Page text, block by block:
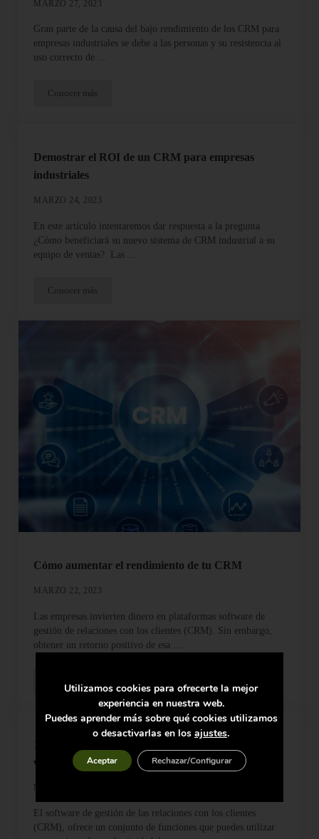
MARZO 27, 2023
Gran parte de la causa del bajo rendimiento de los CRM para
empresas industriales se debe a las personas y su resistencia al
uso correcto de …
Conocer másCómo implementar un CRM para empresas industriales con
Demostrar el ROI de un CRM para empresas
industriales
MARZO 24, 2023
En este artículo intentaremos dar respuesta a la pregunta
¿Cómo beneficiará su nuevo sistema de CRM industrial a su
equipo de ventas? Las …
Conocer másDemostrar el ROI de un CRM para empresas industriales
Cómo aumentar el rendimiento de tu CRM
MARZO 22, 2023
Las empresas invierten dinero en plataformas software de
gestión de relaciones con los clientes (CRM). Sin embargo,
obtener un retorno positivo de esa …
Cómo aumentar el rendimiento de tu CRM
13 formas de mejorar la productividad de los
vendedores con un CRM
MARZO 20, 2023
El software de gestión de las relaciones con los clientes
(CRM), ofrece un conjunto de funciones que puedes utilizar
Utilizamos cookies para ofrecerte la mejor
experiencia en nuestra web.
Puedes aprender más sobre qué cookies utilizamos
o desactivarlas en los ajustes.
Aceptar Rechazar/Configurar